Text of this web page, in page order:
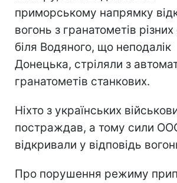
приморському напрямку
вогонь з гранатометів
біля Водяного, що неподалік
Донецька, стріляли з
гранатометів станкових.
Ніхто з українських
постраждав, а тому сили
відкривали у відповідь
Про порушення режиму